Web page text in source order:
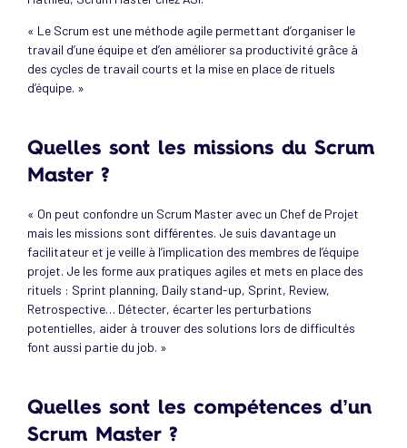
« Le Scrum est une méthode agile permettant d’organiser le
travail d’une équipe et d’en améliorer sa productivité grâce à
des cycles de travail courts et la mise en place de rituels
d’équipe. »
Quelles sont les missions du Scrum
Master ?
« On peut confondre un Scrum Master avec un Chef de Projet
mais les missions sont différentes. Je suis davantage un
facilitateur et je veille à l’implication des membres de l’équipe
projet. Je les forme aux pratiques agiles et mets en place des
rituels : Sprint planning, Daily stand-up, Sprint, Review,
Retrospective… Détecter, écarter les perturbations
potentielles, aider à trouver des solutions lors de difficultés
font aussi partie du job. »
Quelles sont les compétences d’un
Scrum Master ?